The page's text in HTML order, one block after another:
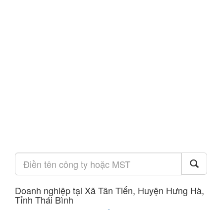
Doanh nghiệp tại Xã Tân Tiến, Huyện Hưng Hà,
Tỉnh Thái Bình